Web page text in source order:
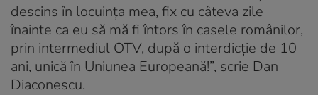
descins în locuința mea, fix cu câteva zile
înainte ca eu să mă fi întors în casele românilor,
prin intermediul OTV, după o interdicție de 10
ani, unică în Uniunea Europeană!”, scrie Dan
Diaconescu.